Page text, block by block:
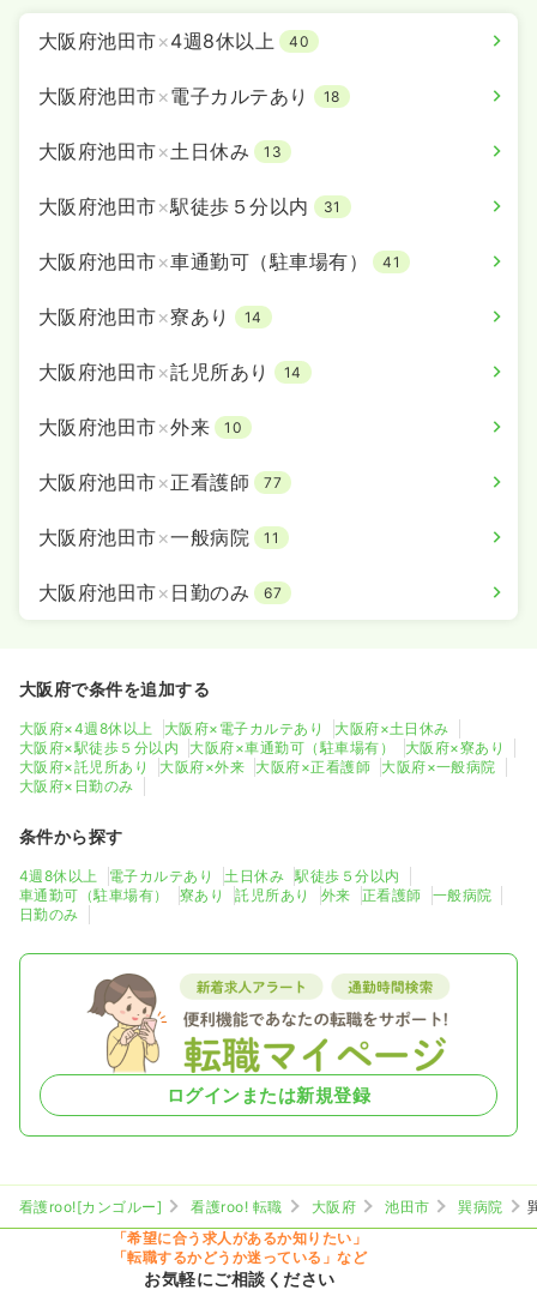
大阪府池田市×4週8休以上 40
大阪府池田市×電子カルテあり 18
大阪府池田市×土日休み 13
大阪府池田市×駅徒歩５分以内 31
大阪府池田市×車通勤可（駐車場有） 41
大阪府池田市×寮あり 14
大阪府池田市×託児所あり 14
大阪府池田市×外来 10
大阪府池田市×正看護師 77
大阪府池田市×一般病院 11
大阪府池田市× 日勤のみ 67
大阪府で条件を追加する
大阪府×4週8休以上 大阪府×電子カルテあり
大阪府×土日休み
大阪府×駅徒歩５分以内
大阪府×車通勤可（駐車場有）
大阪府×寮あり
大阪府×託児所あり
大阪府×外来 大阪府×正看護師
大阪府×一般病院
大阪府×日勤のみ
条件から探す
4週8休以上 電子カルテあり 土日休み
駅徒歩５分以内
車通勤可（駐車場有）
寮あり 託児所あり 外来 正看護師
一般病院
日勤のみ
ログインまたは新規登録
看護roo![カンゴルー] 看護roo! 転職 大阪府 池田市 巽病院
「希望に合う求人があるか知りたい」
「転職するかどうか迷っている」など
お気軽にご相談ください